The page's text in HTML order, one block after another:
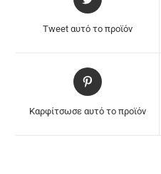
Tweet αυτό το προϊόν
Καρφίτσωσε αυτό το προϊόν